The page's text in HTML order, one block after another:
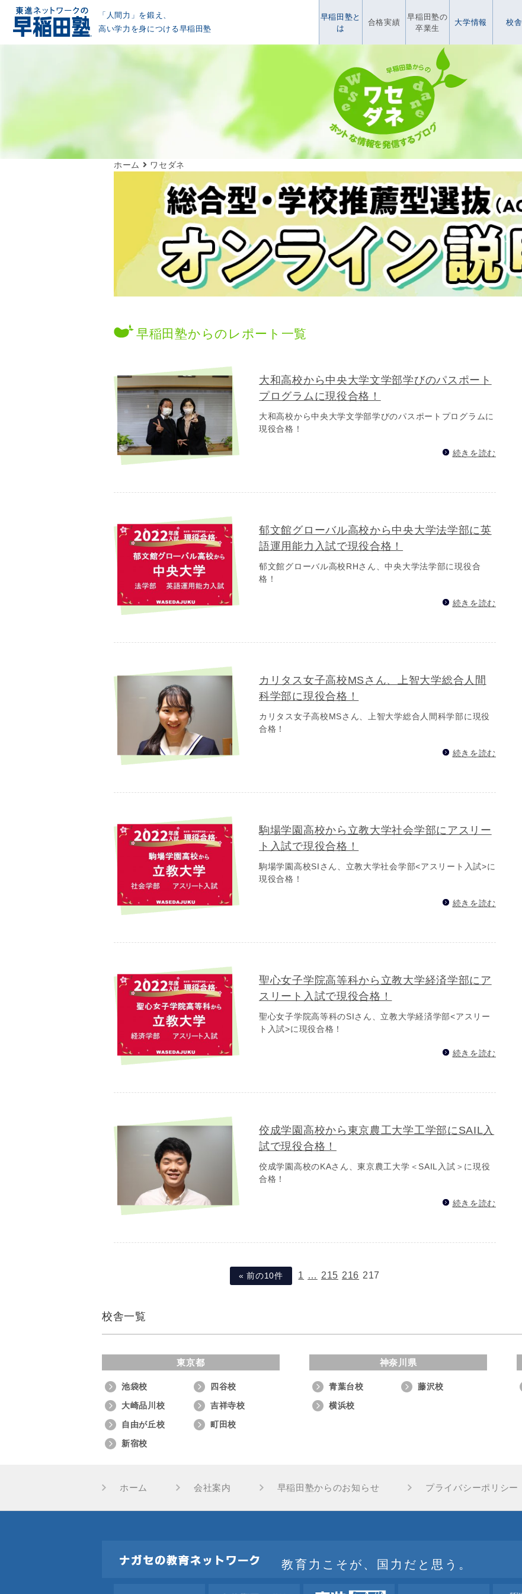
「人間力」を鍛え、
高い学力を身につける早稲田塾
早稲田塾と
は
合格実績
早稲田塾の
卒業生
大学情報 校舎
ホーム ワセダネ
早稲田塾からのレポート一覧
大和高校から中央大学文学部学びのパスポート
プログラムに現役合格！
大和高校から中央大学文学部学びのパスポートプログラムに
現役合格！
続きを読む
郁文館グローバル高校から中央大学法学部に英
語運用能力入試で現役合格！
郁文館グローバル高校RHさん、中央大学法学部に現役合
格！
続きを読む
カリタス女子高校MSさん、上智大学総合人間
科学部に現役合格！
カリタス女子高校MSさん、上智大学総合人間科学部に現役
合格！
続きを読む
駒場学園高校から立教大学社会学部にアスリー
ト入試で現役合格！
駒場学園高校SIさん、立教大学社会学部<アスリート入試>に
現役合格！
続きを読む
聖心女子学院高等科から立教大学経済学部にア
スリート入試で現役合格！
聖心女子学院高等科のSIさん、立教大学経済学部<アスリー
ト入試>に現役合格！
続きを読む
佼成学園高校から東京農工大学工学部にSAIL入
試で現役合格！
佼成学園高校のKAさん、東京農工大学＜SAIL入試＞に現役
合格！
続きを読む
« 前の10件 1 … 215 216 217
校舎一覧
東京都
池袋校
四谷校
大崎品川校
吉祥寺校
自由が丘校
町田校
新宿校
神奈川県
青葉台校
藤沢校
横浜校
ホーム 会社案内 早稲田塾からのお知らせ プライバシーポリシー
教育力こそが、国力だと思う。